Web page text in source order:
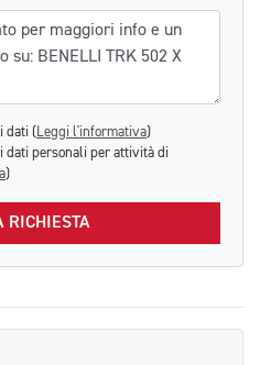
dati ( Leggi l'informativa)
dati personali per attività di
)
RICHIESTA